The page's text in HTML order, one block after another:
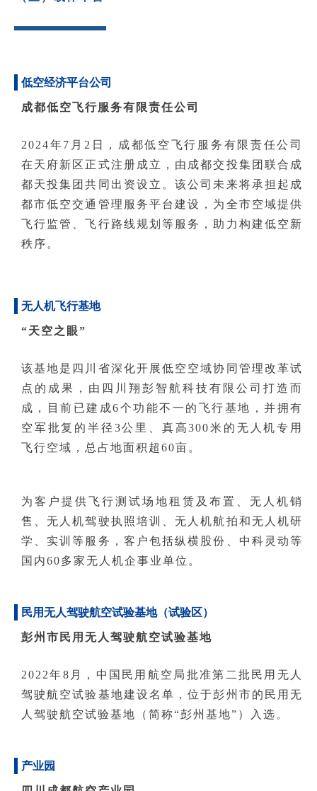
低空经济平台公司
成都低空飞行服务有限责任公司
2024年7月2日，
成都低空飞行服务有限责任公司
在天府新区正式注册成立，由成都交投集团联合成
都天投集团共同出资设立 。该公司未来将承担起成
都市低空交通管理服务平台建设，为全市空域提供
飞行监管、飞行路线规划等服务，助力构建低空新
秩序。
无人机飞行基地
“天空之眼”
该基地是四川省深化开展低空空域协同管理改革试
点的成果，由四川翔彭智航科技有限公司打造而
成，目前已建成6个功能不一的飞行基地，并拥有
空军批复的半径3公里、真高300米的无人机专用
飞行空域，总占地面积超60亩。
为客户提供飞行测试场地租赁及布置、无人机销
售、无人机驾驶执照培训、无人机航拍和无人机研
学、实训等服务，客户包括纵横股份、中科灵动等
国内60多家无人机企事业单位。
民用无人驾驶航空试验基地（试验区）
彭州市民用无人驾驶航空试验基地
2022年8月，中国民用航空局批准第二批民用无人
驾驶航空试验基地建设名单，位于彭州市的民用无
人驾驶航空试验基地（简称“彭州基地”）入选。
产业园